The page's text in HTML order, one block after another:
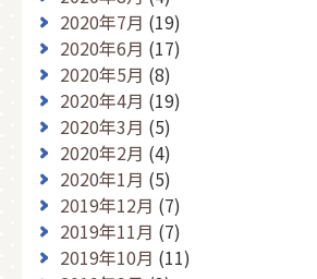
2020年7月 (19)
2020年6月 (17)
2020年5月 (8)
2020年4月 (19)
2020年3月 (5)
2020年2月 (4)
2020年1月 (5)
2019年12月 (7)
2019年11月 (7)
2019年10月 (11)